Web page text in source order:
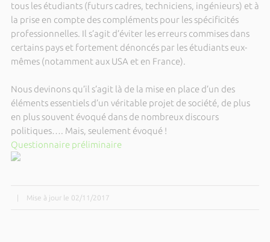
tous les étudiants (futurs cadres, techniciens, ingénieurs) et à
la prise en compte des compléments pour les spécificités
professionnelles. Il s’agit d’éviter les erreurs commises dans
certains pays et fortement dénoncés par les étudiants eux-
mêmes (notamment aux USA et en France).
Nous devinons qu’il s’agit là de la mise en place d’un des
éléments essentiels d’un véritable projet de société, de plus
en plus souvent évoqué dans de nombreux discours
politiques…. Mais, seulement évoqué !
Questionnaire préliminaire
Mise à jour le 02/11/2017